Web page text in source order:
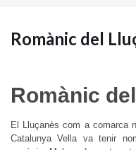
Romànic del
Romànic
El Lluçanès com a comarca
Catalunya Vella va tenir